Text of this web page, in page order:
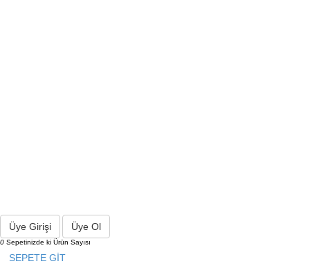
Üye Girişi Üye Ol
0 Sepetinizde ki Ürün Sayısı
SEPETE GİT